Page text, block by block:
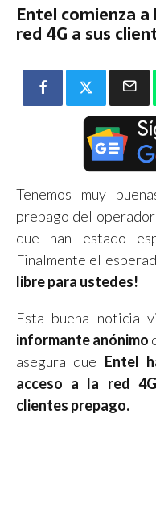
Entel comienza
red 4G a sus
Tenemos muy
prepago del
que han estado
Finalmente el
libre para ustedes!
Esta buena noticia
informante anónimo
asegura que Entel
acceso a la red
clientes prepago.